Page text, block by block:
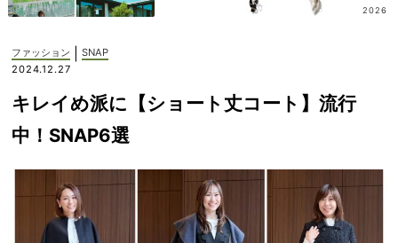
記憶
に一
【極
家族
旅】
イビ
「地
味見
2026
ファッション
SNAP
2024.12.27
キレイめ派に【ショート丈コート】流行
中！SNAP6選